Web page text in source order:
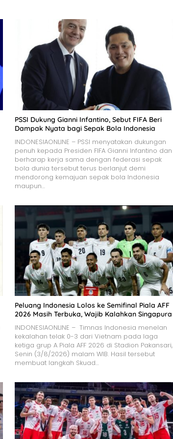
PSSI Dukung Gianni Infantino, Sebut FIFA Beri
Dampak Nyata bagi Sepak Bola Indonesia
INDONESIAONLINE – PSSI menyatakan dukungan
penuh kepada Presiden FIFA Gianni Infantino dan
berharap kerja sama dengan federasi sepak
bola dunia tersebut terus berlanjut demi
mendorong kemajuan sepak bola Indonesia
maupun…
Peluang Indonesia Lolos ke Semifinal Piala AFF
2026 Masih Terbuka, Wajib Kalahkan Singapura
INDONESIAONLINE – Timnas Indonesia menelan
kekalahan telak 0-3 dari Vietnam pada laga
ketiga grup A Piala AFF 2026 di Stadion Pakansari,
Senin (3/8/2026) malam WIB. Hasil tersebut
membuat langkah Skuad…